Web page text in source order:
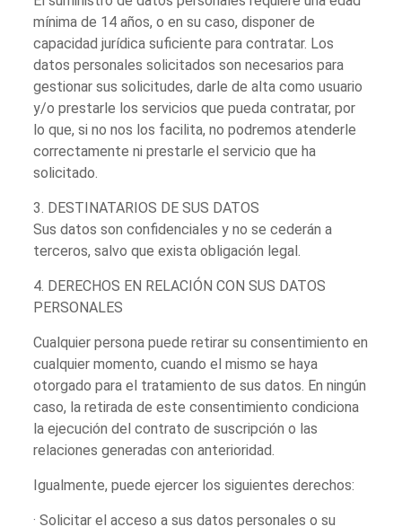
mínima de 14 años, o en su caso, disponer de
capacidad jurídica suficiente para contratar. Los
datos personales solicitados son necesarios para
gestionar sus solicitudes, darle de alta como usuario
y/o prestarle los servicios que pueda contratar, por
lo que, si no nos los facilita, no podremos atenderle
correctamente ni prestarle el servicio que ha
solicitado.
3. DESTINATARIOS DE SUS DATOS
Sus datos son confidenciales y no se cederán a
terceros, salvo que exista obligación legal.
4. DERECHOS EN RELACIÓN CON SUS DATOS
PERSONALES
Cualquier persona puede retirar su consentimiento en
cualquier momento, cuando el mismo se haya
otorgado para el tratamiento de sus datos. En ningún
caso, la retirada de este consentimiento condiciona
la ejecución del contrato de suscripción o las
relaciones generadas con anterioridad.
Igualmente, puede ejercer los siguientes derechos:
· Solicitar el acceso a sus datos personales o su